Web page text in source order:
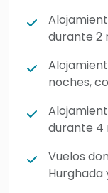
la mágica
nuestra feliz
entretenida y
el Mar Rojo,
corazón del
emociones
doradas del
durante 2
noches,
durante 4
Vuelos
Hurghada